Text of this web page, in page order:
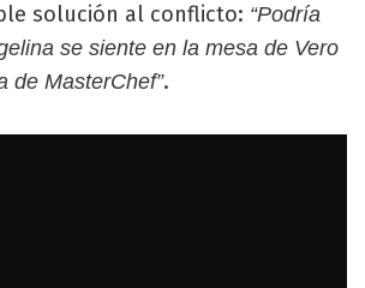
solución al conflicto: “Podría
se siente en la mesa de Vero
de MasterChef”.